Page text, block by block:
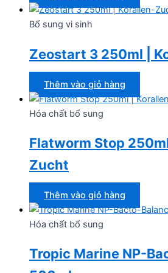
Bổ sung vi sinh
Zeostart 3 250ml |
Thêm vào giỏ hàng
Hóa chất bổ sung
Flatworm Stop
Zucht
Thêm vào giỏ hàng
Hóa chất bổ sung
Tropic Marine NP-